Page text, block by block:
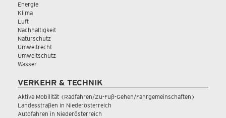
Energie
Klima
Luft
Nachhaltigkeit
Naturschutz
Umweltrecht
Umweltschutz
Wasser
VERKEHR & TECHNIK
Aktive Mobilität (Radfahren/Zu-Fuß-Gehen/Fahrgemeinschaften)
Landesstraßen in Niederösterreich
Autofahren in Niederösterreich